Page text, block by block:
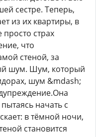
сестре. Теперь,
из их квартиры, в
страх
что
стеной, за
шум. Шум, который
шум &mdash;
начать с
в тёмной ночи,
становится